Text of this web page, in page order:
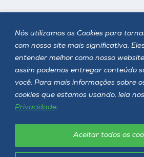
Nós utilizamos os Cookies para
com nosso site mais significativa.
entender melhor como nosso
assim podemos entregar conteúdo
você. Para mais informações sobre
cookies que estamos usando, leia
Privacidade.
Aceitar todos os
Siga a Unoesc
Política de privacidade LGPD